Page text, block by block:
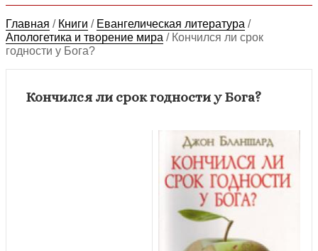
Главная / Книги / Евангелическая литература /
Апологетика и творение мира / Кончился ли срок
годности у Бога?
Кончился ли срок годности у Бога?